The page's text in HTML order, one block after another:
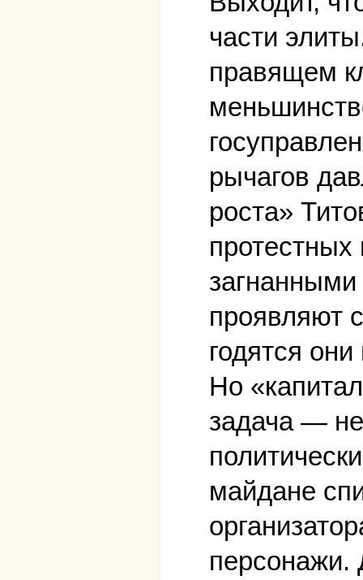
части
правящем
рычагов
роста»
проявляют
годятся
Но
задача —
майдане
персонажи.